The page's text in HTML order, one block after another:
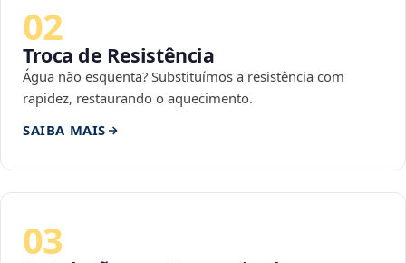
02
Troca de Resistência
Água não esquenta? Substituímos a resistência com
rapidez, restaurando o aquecimento.
SAIBA MAIS
03